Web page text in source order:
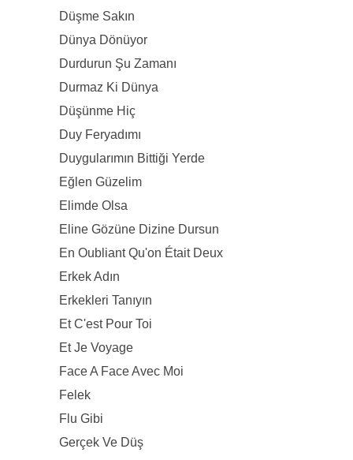
Düşme Sakın
Dünya Dönüyor
Durdurun Şu Zamanı
Durmaz Ki Dünya
Düşünme Hiç
Duy Feryadımı
Duygularımın Bittiği Yerde
Eğlen Güzelim
Elimde Olsa
Eline Gözüne Dizine Dursun
En Oubliant Qu'on Était Deux
Erkek Adın
Erkekleri Tanıyın
Et C'est Pour Toi
Et Je Voyage
Face A Face Avec Moi
Felek
Flu Gibi
Gerçek Ve Düş